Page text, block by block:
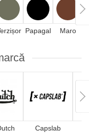
Papagal Maro
Capslab